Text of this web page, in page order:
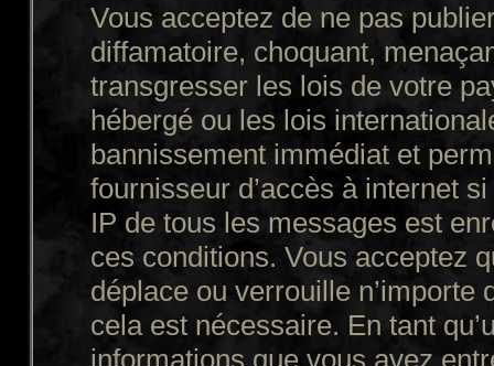
Vous acceptez de ne pas
diffamatoire, choquant,
transgresser les lois de votre
hébergé ou les lois
bannissement immédiat et
fournisseur d’accès à internet
IP de tous les messages est
ces conditions. Vous acceptez
déplace ou verrouille
cela est nécessaire. En tant
informations que vous avez